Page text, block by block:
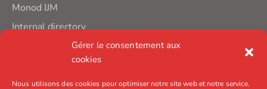
Gérer le consentement aux
cookies
Nous utilisons des cookies pour optimiser notre site web et notre service.
Monod IJM
Internal directory